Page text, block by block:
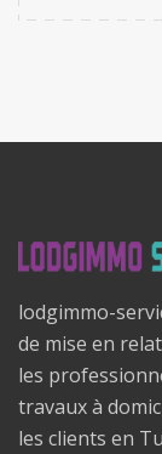
lodgimmo-
de mise en
les
travaux à
les clients en